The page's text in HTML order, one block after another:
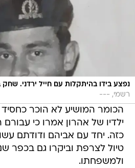
נפצע בידו בהיתקלות עם חייל ירדני. שחק
רשמי, ---
הכומר המושיע לא הוכר
ילדיו של אהרון אמרו כי
כזה. יחד עם אביהם ודודתם
טיול לצרפת וביקרו גם בכפר
ולמשפחתו.